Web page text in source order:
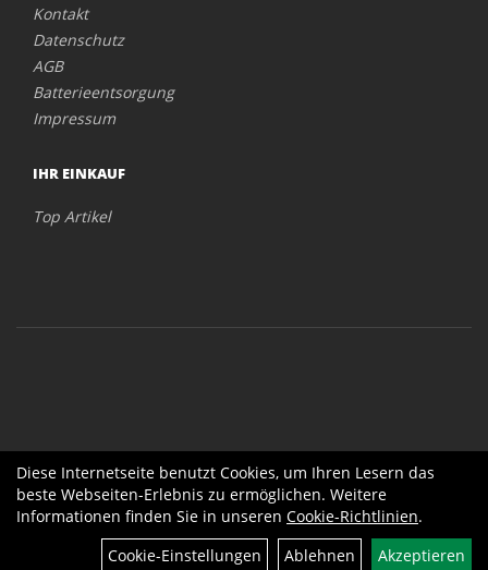
Kontakt
Datenschutz
AGB
Batterieentsorgung
Impressum
IHR EINKAUF
Top Artikel
Diese Internetseite benutzt Cookies, um Ihren Lesern das
beste Webseiten-Erlebnis zu ermöglichen. Weitere
Informationen finden Sie in unseren Cookie-Richtlinien.
Cookie-Einstellungen
Ablehnen Akzeptieren